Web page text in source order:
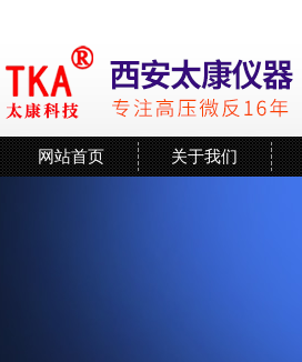
网站首页 关于我们